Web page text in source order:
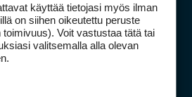
yhteystiedot
avoimuusraportti
käyttää tietojasi myös ilman
on siihen oikeutettu peruste
Voit vastustaa tätä tai
valitsemalla alla olevan